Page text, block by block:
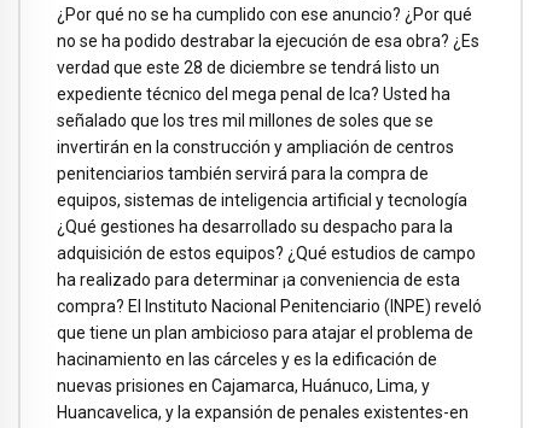
¿Por qué no se ha cumplido con ese anuncio? ¿Por qué
no se ha podido destrabar la ejecución de esa obra? ¿Es
verdad que este 28 de diciembre se tendrá listo un
expediente técnico del mega penal de lca? Usted ha
señalado que los tres mil millones de soles que se
invertirán en la construcción y ampliación de centros
penitenciarios también servirá para la compra de
equipos, sistemas de inteligencia artificial y tecnología
¿Qué gestiones ha desarrollado su despacho para la
adquisición de estos equipos? ¿Qué estudios de campo
ha realizado para determinar ¡a conveniencia de esta
compra? El Instituto Nacional Penitenciario (INPE) reveló
que tiene un plan ambicioso para atajar el problema de
hacinamiento en las cárceles y es la edificación de
nuevas prisiones en Cajamarca, Huánuco, Lima, y
Huancavelica, y la expansión de penales existentes-en